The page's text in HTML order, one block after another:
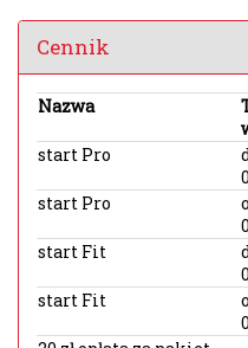
Cennik
Nazwa
start Pro
start Pro
start Fit
start Fit